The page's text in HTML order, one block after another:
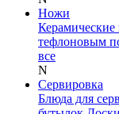
Ножи
тефлоновым
все
N
Сервировка
Блюда для